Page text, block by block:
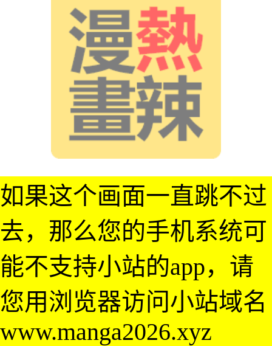
如果这个画面一直跳不过
去，那么您的手机系统可
能不支持小站的app，请
您用浏览器访问小站域名
www.manga2026.xyz